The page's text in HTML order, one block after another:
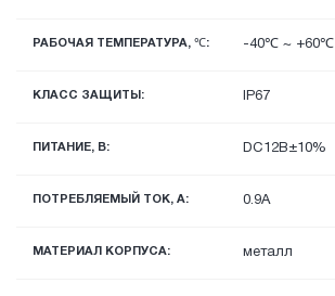
РАБОЧАЯ ТЕМПЕРАТУРА, ℃: -40℃ ~ +60℃
КЛАСС ЗАЩИТЫ: IP67
ПИТАНИЕ, В: DC12В±10%
ПОТРЕБЛЯЕМЫЙ ТОК, А: 0.9А
МАТЕРИАЛ КОРПУСА: металл